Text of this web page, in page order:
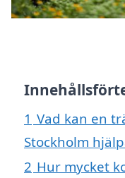
1 Vad kan en
Stockholm
2 Hur mycket